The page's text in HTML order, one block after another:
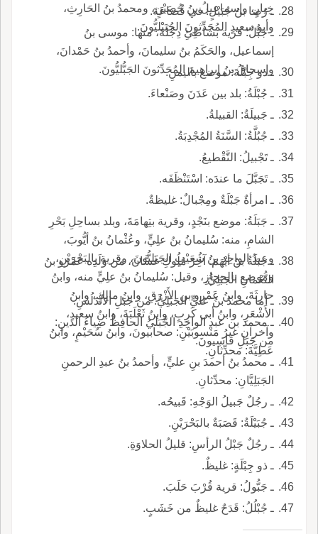
خِيارٍ، وإسماعيلُ بنُ حُصَيْنٍ، ومحمدُ بنُ الحَارِثِ،
وأبو سعيدٍ المُحَدِّثونَ الجُبَيْليُّونَ.
ـ رُضا بنُ جُبَيْلٍ: في قُضاعَةَ.
ـ جَبُّلُ: قرية بشاطِئِ دِجْلَةَ، منها: موسى بنُ
إسماعيل، والحَكَمُ بنُ سليمانَ، وأحمدُ بنُ حَمْدانَ،
وإسحاقُ بنُ إبراهيمَ المُحَدِّثونَ الجَبُّليُّونَ.
ـ ذو جِبْلَةَ: موضع باليمنِ.
ـ جُبْلَةُ: بلد بين عَدَنَ وصَنْعاءَ.
ـ جَبيلَةُ: القبيلةُ.
ـ جُبُلَّةُ: السَّنَةُ المُجْدِبَةُ.
ـ تَجْبيلُ: التَّقْطيعُ.
ـ تَجَبَّلَ ما عندَه: اسْتَنْظَفَه.
ـ امرأةٌ جَبْلَةٌ ومِجْبالٌ: غليظةٌ.
ـ جَبَلَةُ: موضع بنَجْدٍ، وقرية بتِهامَةَ، وبلد بساحِلِ بَحْرِ
الشامِ، منه: سُليمانُ بنُ علِيٍّ، وعُثْمانُ بنُ أيُّوبَ،
وعبدُ الواحِد بنُ شُعَيْبٍ الجَبَلِيُّونَ، وقرية بالبَحْرَيْنِ،
وموضع بالحجازِ، وقيل: سُليمانُ بنُ علِيٍّ منه، وابنُ
حارِثَةَ، وابنُ عَمْرِو بنِ الأَزْرَقِ، وابنُ مالِكٍ، وابنُ
الأَشْعَرِ، وابنُ أبي كَرِبٍ، وابنُ ثَعْلَبَةَ، وابنُ سعيدٍ،
وآخرانِ غيرُ مَنْسوبَيْنِ: صحابيونَ، وابنُ سُحَيْمٍ، وابنُ
عَطِيَّةَ: محدِّثانِ.
ـ جَبَلَةُ بنُ أيْهَمَ: آخِرُ مُلُوكِ غَسَّانَ، من وَلَدِه عَمْرُو بنُ
النُّعْمانِ الجَبَلِيُّ.
ـ أما محمدُ بنُ عليٍّ الجَبَلِيُّ: من جَبَلِ الأنْدَلُسِ.
ـ محمد بن عبد الواحِدِ الجَّبَليُ الحافِظُ ضِياءُ الدينِ:
من جَبَلِ قاسِيونَ.
ـ محمدُ بنُ أحمدَ بنِ عليٍّ، وأحمدُ بنُ عبدِ الرحمنِ
الجَبَلِيَّانِ: محدِّثانِ.
ـ رجُلٌ جَبيلُ الوَجْهِ: قَبيحُه.
ـ جُبَيْلَةُ: قَصَبَةٌ بالبَحْرَيْنِ.
ـ رجُلٌ جَبْلُ الرأسِ: قليلُ الحلاوَةِ.
ـ ذو جِبْلَةٍ: غليظٌ.
ـ جَبُّولُ: قرية قُرْبَ حَلَبَ.
ـ جُبْلُلُ: قَدَحٌ غليظٌ من خَشَبٍ.